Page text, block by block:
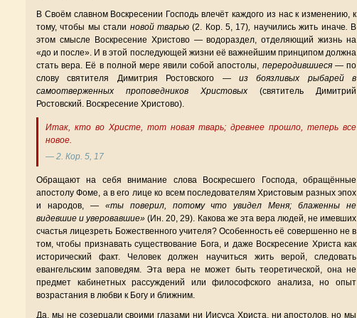
В Своём славном Воскресении Господь влечёт каждого из нас к изменению, к
тому, чтобы мы стали новой тварью(2. Кор. 5, 17), научились жить иначе. В
этом смысле Воскресение Христово — водораздел, отделяющий жизнь на
«до и после». И в этой последующей жизни её важнейшим принципом должна
стать вера. Её в полной мере явили собой апостолы, переродившиеся— по
слову святителя Димитрия Ростовского — из боязливых рыбарей в
самоотверженных проповедников Христовых (святитель Димитрий
Ростовский. Воскресение Христово).
Итак, кто во Христе, тот новая тварь; древнее прошло, теперь все
новое.
— 2. Кор. 5, 17
Обращают на себя внимание слова Воскресшего Господа, обращённые
апостолу Фоме, а в его лице ко всем последователям Христовым разных эпох
и народов, — «ты поверил, потому что увидел Меня; блаженны не
видевшие и уверовавшие» (Ин. 20, 29). Какова же эта вера людей, не имевших
счастья лицезреть Божественного учителя? Особенность её совершенно не в
том, чтобы признавать существование Бога, и даже Воскресение Христа как
исторический факт. Человек должен научиться жить верой, следовать
евангельским заповедям. Эта вера не может быть теоретической, она не
предмет кабинетных рассуждений или философского анализа, но опыт
возрастания в любви к Богу и ближним.
Да, мы не созерцали своими глазами ни Иисуса Христа, ни апостолов, но мы